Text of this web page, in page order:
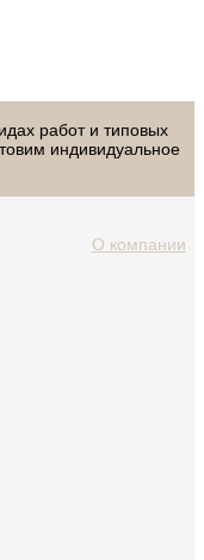
работ и типовых
индивидуальное
О компании